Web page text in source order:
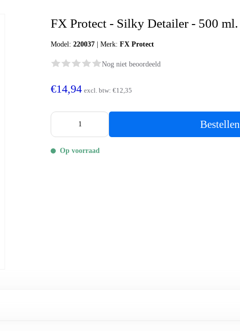
FX Protect - Silky Detailer - 500 ml.
Model:220037 |Merk:FX Protect
Nog niet beoordeeld
€14,94 excl. btw:€12,35
Bestellen
Op voorraad